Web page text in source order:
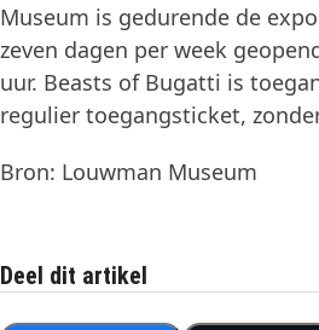
Museum is gedurende de
zeven dagen per week
uur. Beasts of Bugatti is
regulier toegangsticket,
Bron: Louwman Museum
Deel dit artikel